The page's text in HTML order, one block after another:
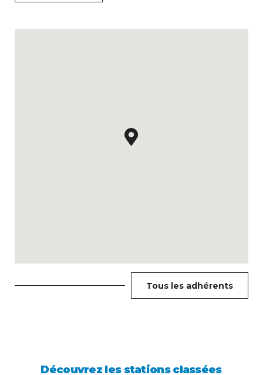
Tous les adhérents
Découvrez les stations classées